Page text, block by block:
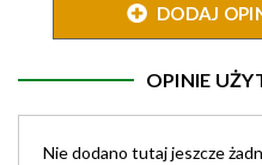
DODAJ
OPINIE
Nie dodano tutaj jeszcze